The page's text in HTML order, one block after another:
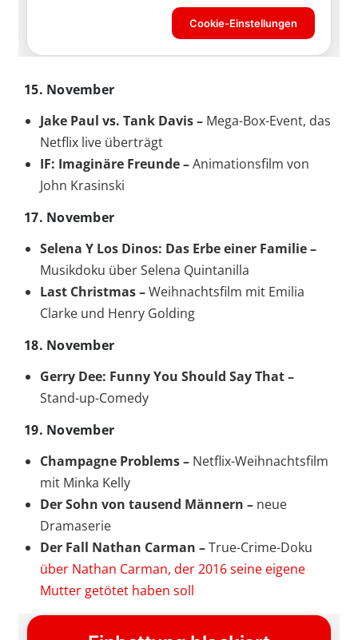
15. November
Jake Paul vs. Tank Davis – Mega-Box-Event, das
Netflix live überträgt
IF: Imaginäre Freunde –Animationsfilm von
John Krasinski
17. November
Selena Y Los Dinos: Das Erbe einer Familie –
Musikdoku über Selena Quintanilla
Last Christmas –Weihnachtsfilm mit Emilia
Clarke und Henry Golding
18. November
Gerry Dee: Funny You Should Say That –
Stand-up-Comedy
19. November
Champagne Problems – Netflix-Weihnachtsfilm
mit Minka Kelly
Der Sohn von tausend Männern – neue
Dramaserie
Der Fall Nathan Carman –True-Crime-Doku
über Nathan Carman, der 2016 seine eigene
Mutter getötet haben soll